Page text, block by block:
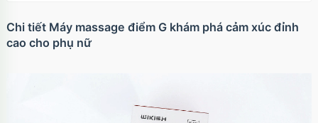
70.000₫
Chi tiết Máy massage điểm G khám phá cảm xúc đỉnh
cao cho phụ nữ